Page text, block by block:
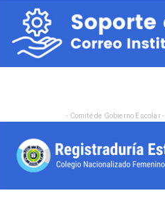
- Comité de Gobierno Escolar -